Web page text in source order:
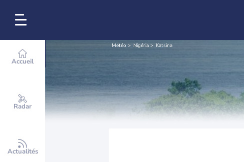
Accueil
Radar
Actualités
Météo Nigéria Katsina